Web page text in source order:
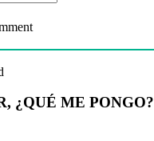
¿QUÉ ME PONGO?